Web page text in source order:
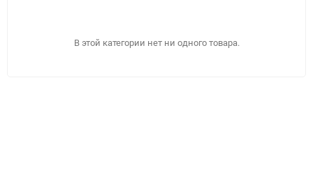
В этой категории нет ни одного товара.